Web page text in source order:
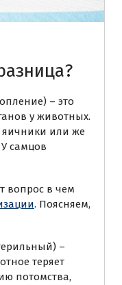
– это
у животных.
яичники или же
самцов
вопрос в чем
. Поясняем,
–
теряет
потомства,